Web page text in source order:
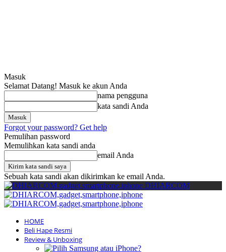
Masuk
Selamat Datang! Masuk ke akun Anda
nama pengguna
kata sandi Anda
Forgot your password? Get help
Pemulihan password
Memulihkan kata sandi anda
email Anda
Sebuah kata sandi akan dikirimkan ke email Anda.
DHIARCOM
HOME
Beli Hape Resmi
Review & Unboxing